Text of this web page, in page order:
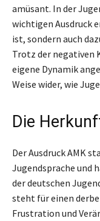
amüsant. In der
wichtigen Ausdruck
ist, sondern auch
Trotz der negativen
eigene Dynamik
Weise wider, wie
Die
Der Ausdruck AMK
Jugendsprache und
der deutschen
steht für einen
Frustration und